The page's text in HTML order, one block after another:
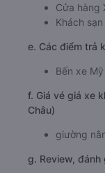
Cửa hàng
Khách
e. Các điểm trả
Bến xe
f. Giá vé giá xe
Châu)
giường
g. Review, đánh